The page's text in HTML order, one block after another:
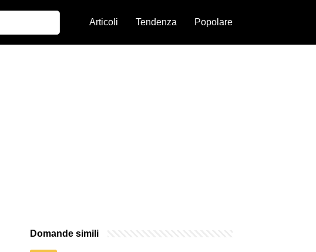
Articoli Tendenza Popolare
Domande simili